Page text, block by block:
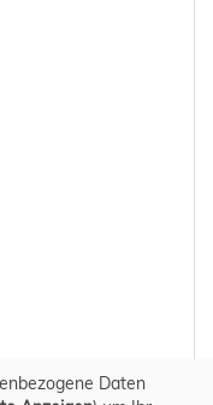
Daten